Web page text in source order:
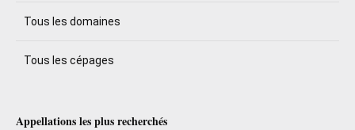
Tous les domaines
Tous les cépages
Appellations les plus recherchés